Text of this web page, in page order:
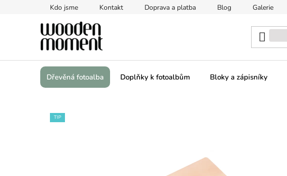
Kdo jsme Kontakt Doprava a platba Blog Galerie
Dřevěná fotoalba Doplňky k fotoalbům Bloky a zápisníky
TIP